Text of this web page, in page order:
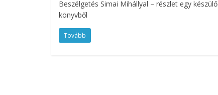
Beszélgetés Simai Mihállyal – részlet egy készülő
könyvből
Tovább